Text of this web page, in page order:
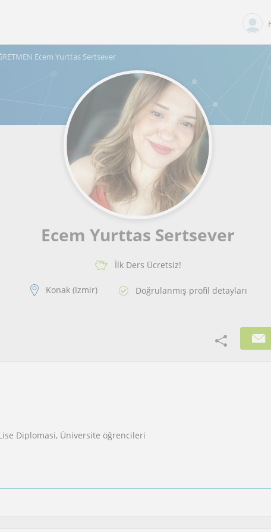
Ecem Yurttas Sertsever
Ecem Yurttas Sertsever
İlk Ders Ücretsiz!
Konak (Izmir) Doğrulanmış profil detayları
Diplomasi, Üniversite öğrencileri